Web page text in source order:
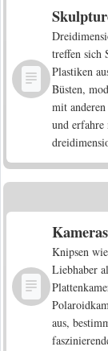
treffen sich
Plastiken
Büsten,
mit
und erfahre
Knipsen
Liebhaber
aus,